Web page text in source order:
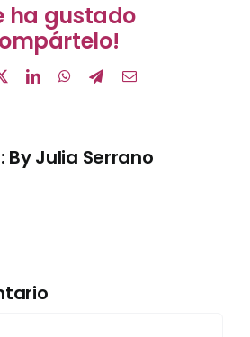
ha gustado
X LinkedInWhatsApp
TelegramCorreo
By Julia Serrano